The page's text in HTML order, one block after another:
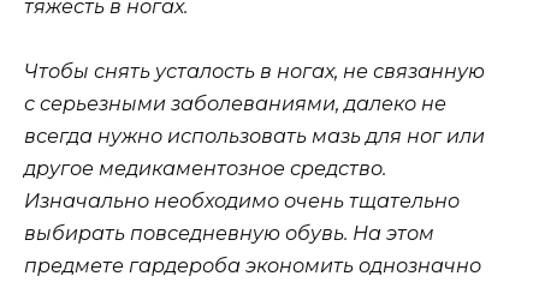
тяжесть в ногах.
Чтобы снять усталость в ногах, не связанную
с серьезными заболеваниями, далеко не
всегда нужно использовать мазь для ног или
другое медикаментозное средство.
Изначально необходимо очень тщательно
выбирать повседневную обувь. На этом
предмете гардероба экономить однозначно